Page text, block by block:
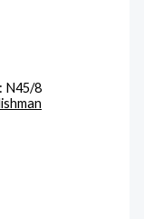
N45/8